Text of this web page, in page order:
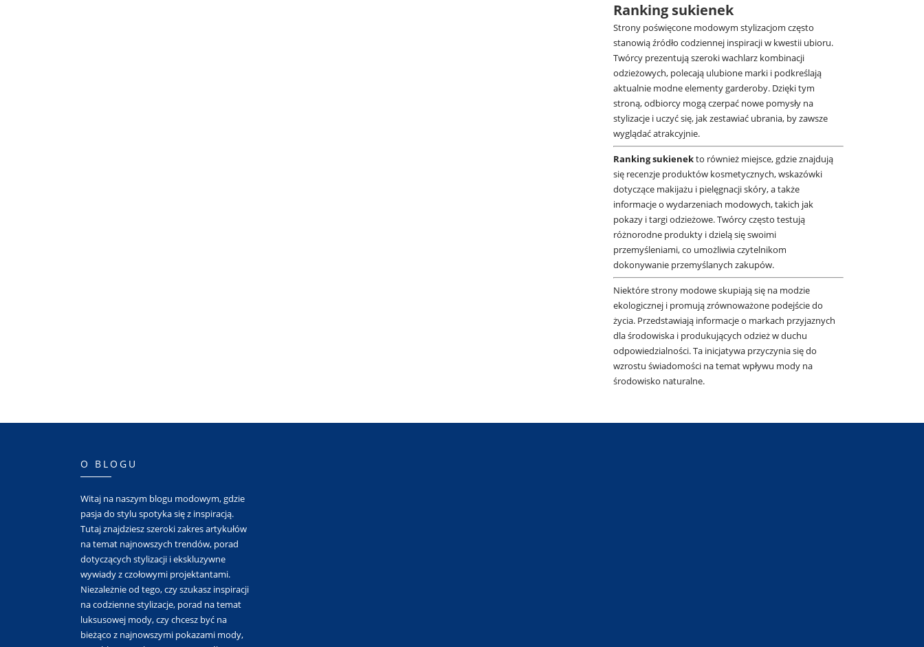
Ranking sukienek
Strony poświęcone modowym stylizacjom często
stanowią źródło codziennej inspiracji w kwestii ubioru.
Twórcy prezentują szeroki wachlarz kombinacji
odzieżowych, polecają ulubione marki i podkreślają
aktualnie modne elementy garderoby. Dzięki tym
stroną, odbiorcy mogą czerpać nowe pomysły na
stylizacje i uczyć się, jak zestawiać ubrania, by zawsze
wyglądać atrakcyjnie.
Ranking sukienekto również miejsce, gdzie znajdują
się recenzje produktów kosmetycznych, wskazówki
dotyczące makijażu i pielęgnacji skóry, a także
informacje o wydarzeniach modowych, takich jak
pokazy i targi odzieżowe. Twórcy często testują
różnorodne produkty i dzielą się swoimi
przemyśleniami, co umożliwia czytelnikom
dokonywanie przemyślanych zakupów.
Niektóre strony modowe skupiają się na modzie
ekologicznej i promują zrównoważone podejście do
życia. Przedstawiają informacje o markach przyjaznych
dla środowiska i produkujących odzież w duchu
odpowiedzialności. Ta inicjatywa przyczynia się do
wzrostu świadomości na temat wpływu mody na
środowisko naturalne.
O BLOGU
Witaj na naszym blogu modowym, gdzie
pasja do stylu spotyka się z inspiracją.
Tutaj znajdziesz szeroki zakres artykułów
na temat najnowszych trendów, porad
dotyczących stylizacji i ekskluzywne
wywiady z czołowymi projektantami.
Niezależnie od tego, czy szukasz inspiracji
na codzienne stylizacje, porad na temat
luksusowej mody, czy chcesz być na
bieżąco z najnowszymi pokazami mody,